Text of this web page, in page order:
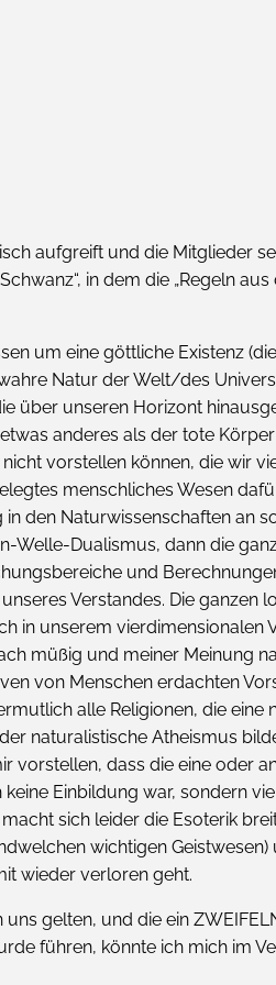
aufgreift und die Mitglieder
in dem die „Regeln
um eine göttliche Existenz
Natur der Welt/des
über unseren Horizont
anderes als der tote
vorstellen können, die wir
menschliches Wesen
den Naturwissenschaften an
Welle-Dualismus, dann die
und
Verstandes. Die ganzen
in unserem vierdimensionalen
müßig und meiner Meinung
von Menschen erdachten
alle Religionen, die eine
naturalistische Atheismus
vorstellen, dass die eine oder
Einbildung war, sondern
sich leider die Esoterik
wichtigen Geistwesen)
wieder verloren geht.
gelten, und die ein
führen, könnte ich mich im